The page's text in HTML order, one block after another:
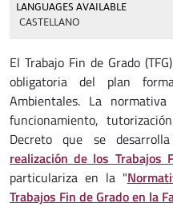
LANGUAGES AVAILABLE
CASTELLANO
El Trabajo Fin de Grado
obligatoria del plan
Ambientales. La
funcionamiento,
Decreto que se
realización de los Trabajos
particulariza en la "
Trabajos Fin de Grado en la